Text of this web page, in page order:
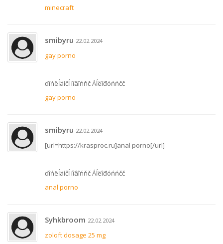
minecraft
smibyru 22.02.2024
gay porno
ďîńëĺäíčĺ íîâîńňč Áĺëîđóńńčč
gay porno
smibyru 22.02.2024
[url=https://krasproc.ru]anal porno[/url]
ďîńëĺäíčĺ íîâîńňč Áĺëîđóńńčč
anal porno
Syhkbroom 22.02.2024
zoloft dosage 25 mg